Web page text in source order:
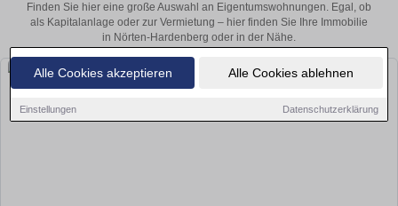
Alle Cookies akzeptieren Alle Cookies ablehnen
Einstellungen Datenschutzerklärung
Finden Sie hier eine große Auswahl an Eigentumswohnungen. Egal, ob
als Kapitalanlage oder zur Vermietung – hier finden Sie Ihre Immobilie
in Nörten-Hardenberg oder in der Nähe.